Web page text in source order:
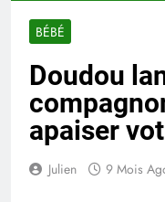
BÉBÉ
Doudou
apaiser
Julien 9 Mois